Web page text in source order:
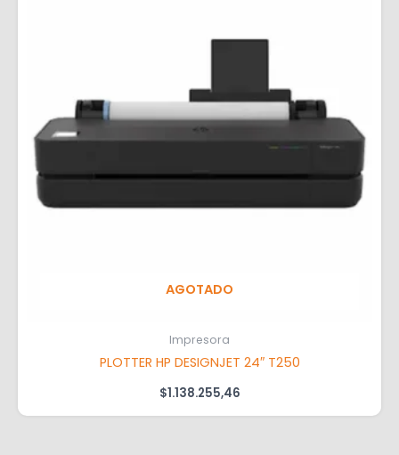
AGOTADO
Impresora
PLOTTER HP DESIGNJET 24″ T250
$1.138.255,46